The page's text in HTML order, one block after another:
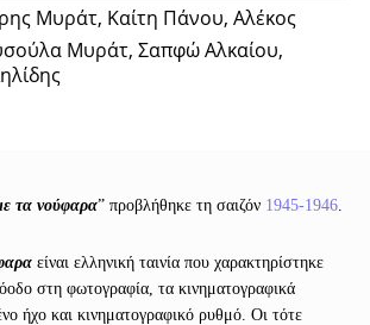
Μυράτ, Καίτη Πάνου, Αλέκος
Μυράτ, Σαπφώ Αλκαίου,
τα νούφαρα” προβλήθηκε τη σαιζόν 1945-1946
είναι ελληνική ταινία που χαρακτηρίστηκε
στη φωτογραφία, τα κινηματογραφικά
ήχο και κινηματογραφικό ρυθμό. Οι τότε